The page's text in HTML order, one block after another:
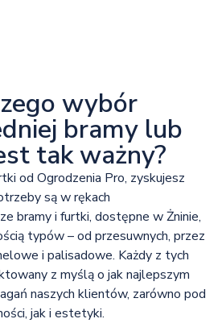
wybór
bramy lub
tak ważny?
od Ogrodzenia Pro, zyskujesz
są w rękach
bramy i furtki, dostępne w Żninie,
typów – od przesuwnych, przez
i palisadowe. Każdy z tych
z myślą o jak najlepszym
naszych klientów, zarówno pod
jak i estetyki.